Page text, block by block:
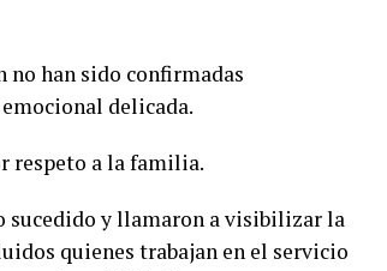
no han sido confirmadas
delicada.
respeto a la familia.
sucedido y llamaron a visibilizar la
quienes trabajan en el servicio